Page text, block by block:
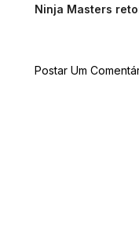
Ninja Masters
Postar Um